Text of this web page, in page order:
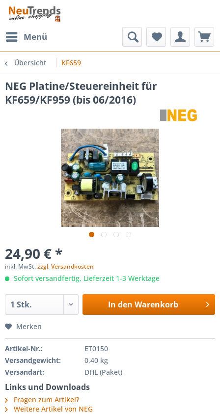
Menü
Übersicht KF659
NEG Platine/Steuereinheit für
KF659/KF959 (bis 06/2016)
24,90 € *
inkl. MwSt.zzgl. Versandkosten
Sofort versandfertig, Lieferzeit 1-3 Werktage
In den Warenkorb
Merken
Artikel-Nr.:
ET0150
Versandgewicht:
0,40 kg
Versandart:
DHL (Paket)
Links und Downloads
Fragen zum Artikel?
Weitere Artikel von NEG